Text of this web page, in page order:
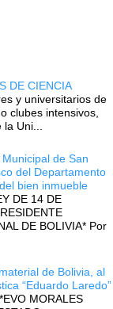
DE CIENCIA
y universitarios de
clubes intensivos,
Uni...
de San
del Departamento
bien inmueble
DE 14 DE
DE BOLIVIA* Por
de Bolivia, al
“Eduardo Laredo”
MORALES